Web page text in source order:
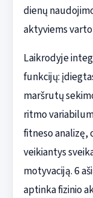
dienų
aktyviems
Laikrodyje
funkcijų:
maršrutų
ritmo
fitneso
veikiantys
motyvaciją. 6
aptinka fizinio